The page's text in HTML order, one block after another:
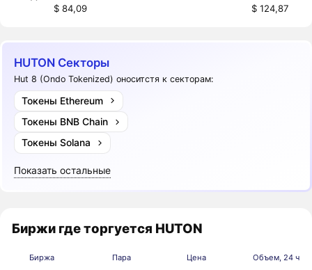
$ 84,09 $ 124,87
HUTON Секторы
Hut 8 (Ondo Tokenized) оноситстя к секторам:
Токены Ethereum
Токены BNB Chain
Токены Solana
Показать остальные
Биржи где торгуется HUTON
Биржа Пара Цена Объем, 24 ч